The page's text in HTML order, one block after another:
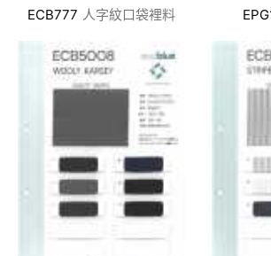
ECB777 人字紋口袋裡料